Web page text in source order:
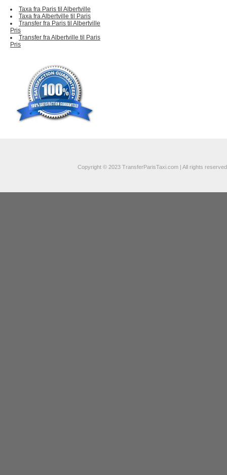
Taxa fra Paris til Albertville
Taxa fra Albertville til Paris
Transfer fra Paris til Albertville
Pris
Transfer fra Albertville til Paris
Pris
Copyright © 2023 TransferParisTaxi.com | All rights reserved